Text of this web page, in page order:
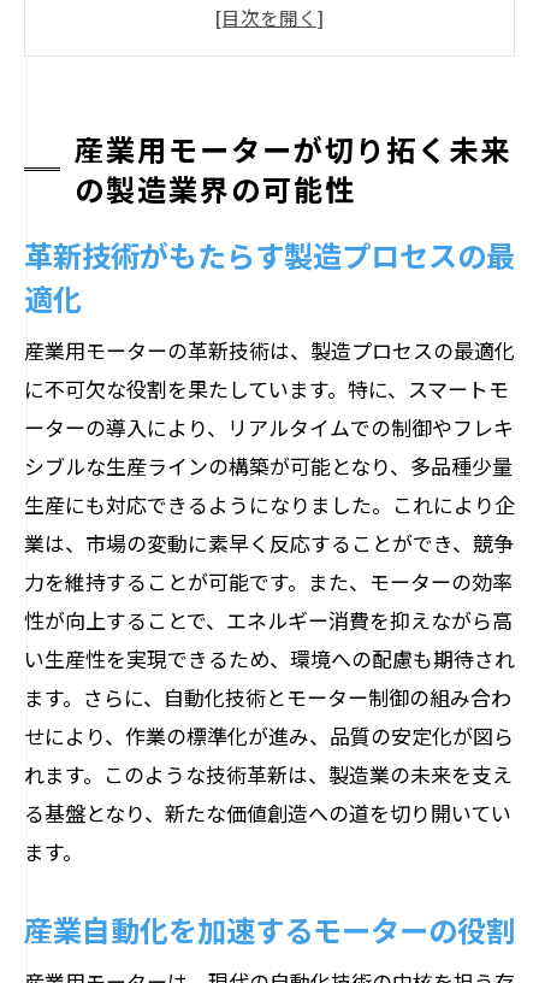
産業自動化を加速するモーターの役割
効率的なモーター利用による生産性向上
モーター技術が生む新たなビジネスモデ
持続可能な製造業界を支えるモーター技
モーター技術革新がスマートファクトリーに
与える影響
スマートファクトリーを支える最新モー
ター技術
自動化とモーター技術のシナジー効果
スマートファクトリーの未来を形作るモ
ーター
高精度モーターが実現する柔軟な生産ラ
イン
AIとモーター技術の融合による新たな可
能性
効率化を追求するスマートファクトリー
のモーターロール
持続可能なエネルギー利用を支えるモー
産業用モーターが切り拓く未来
の製造業界の可能性
革新技術がもたらす製造プロセスの最
適化
産業用モーターの革新技術は、製造プロセスの最適化
に不可欠な役割を果たしています。特に、スマートモ
ーターの導入により、リアルタイムでの制御やフレキ
シブルな生産ラインの構築が可能となり、多品種少量
生産にも対応できるようになりました。これにより企
業は、市場の変動に素早く反応することができ、競争
力を維持することが可能です。また、モーターの効率
性が向上することで、エネルギー消費を抑えながら高
い生産性を実現できるため、環境への配慮も期待され
ます。さらに、自動化技術とモーター制御の組み合わ
せにより、作業の標準化が進み、品質の安定化が図ら
れます。このような技術革新は、製造業の未来を支え
る基盤となり、新たな価値創造への道を切り開いてい
ます。
産業自動化を加速するモーターの役割